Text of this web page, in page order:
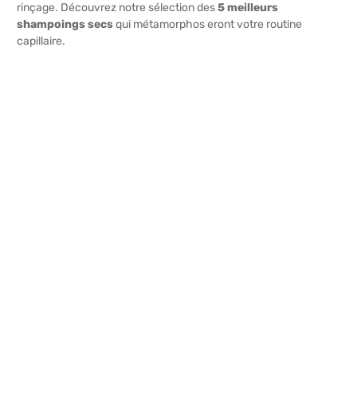
rinçage. Découvrez notre sélection des5 meilleurs
shampoings secsqui métamorphos eront votre routine
capillaire.